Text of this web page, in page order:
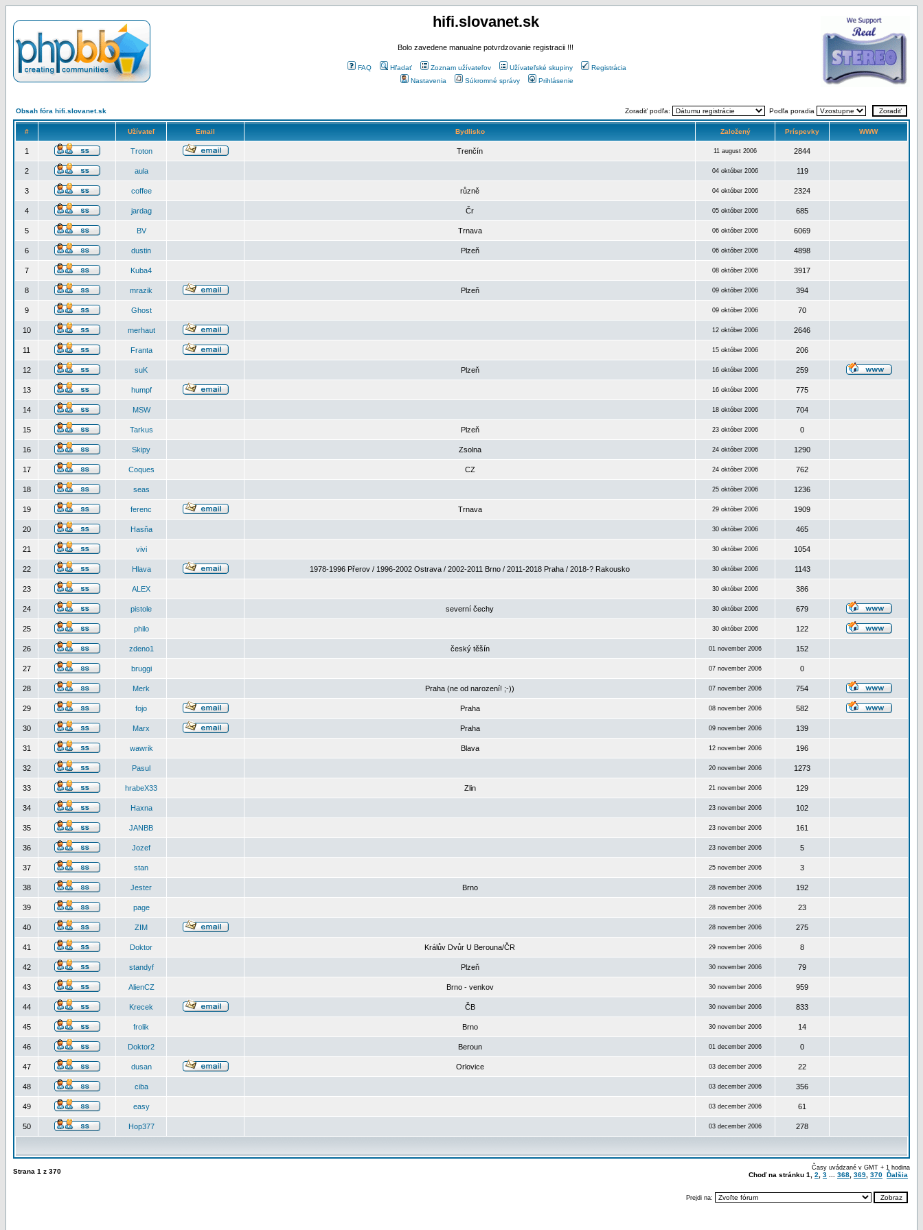
hifi.slovanet.sk
Bolo zavedene manualne potvrdzovanie registracii !!!
FAQ Hľadať Zoznam užívateľov Užívateľské skupiny
Registrácia
Nastavenia
Súkromné správy Prihlásenie
Obsah fóra hifi.slovanet.sk Zoradiť podľa: Podľa poradia
# Užívateľ Email Bydlisko Založený Príspevky WWW
1 Troton Trenčín 11 august 2006 2844
2 aula 04 október 2006 119
3 coffee různě 04 október 2006 2324
4 jardag Čr 05 október 2006 685
5 BV Trnava 06 október 2006 6069
6 dustin Plzeň 06 október 2006 4898
7 Kuba4 08 október 2006 3917
8 mrazik Plzeň 09 október 2006 394
9 Ghost 09 október 2006 70
10 merhaut 12 október 2006 2646
11 Franta 15 október 2006 206
12 suK Plzeň 16 október 2006 259
13 humpf 16 október 2006 775
14 MSW 18 október 2006 704
15 Tarkus Plzeň 23 október 2006 0
16 Skipy Zsolna 24 október 2006 1290
17 Coques CZ 24 október 2006 762
18 seas 25 október 2006 1236
19 ferenc Trnava 29 október 2006 1909
20 Hasňa 30 október 2006 465
21 vivi 30 október 2006 1054
22 Hlava 1978-1996 Přerov / 1996-2002 Ostrava / 2002-2011 Brno / 2011-2018 Praha / 2018-? Rakousko 30 október 2006 1143
23 ALEX 30 október 2006 386
24 pistole severní čechy 30 október 2006 679
25 philo 30 október 2006 122
26 zdeno1 český těšín 01 november 2006 152
27 bruggi 07 november 2006 0
28 Merk Praha (ne od narození! ;-)) 07 november 2006 754
29 fojo Praha 08 november 2006 582
30 Marx Praha 09 november 2006 139
31 wawrik Blava 12 november 2006 196
32 Pasul 20 november 2006 1273
33 hrabeX33 Zlin 21 november 2006 129
34 Haxna 23 november 2006 102
35 JANBB 23 november 2006 161
36 Jozef 23 november 2006 5
37 stan 25 november 2006 3
38 Jester Brno 28 november 2006 192
39 page 28 november 2006 23
40 ZIM 28 november 2006 275
41 Doktor Králův Dvůr U Berouna/ČR 29 november 2006 8
42 standyf Plzeň 30 november 2006 79
43 AlienCZ Brno - venkov 30 november 2006 959
44 Krecek ČB 30 november 2006 833
45 frolik Brno 30 november 2006 14
46 Doktor2 Beroun 01 december 2006 0
47 dusan Orlovice 03 december 2006 22
48 ciba 03 december 2006 356
49 easy 03 december 2006 61
50 Hop377 03 december 2006 278
Strana 1 z 370 Časy uvádzané v GMT + 1 hodina
Choď na stránku 1 2 3 368 369 370 Ďalšia
Prejdi na: